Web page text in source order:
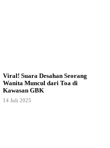
Viral! Suara Desahan Seorang
Wanita Muncul dari Toa di
Kawasan GBK
14 Juli 2025